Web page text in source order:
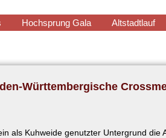
Hochsprung Gala Altstadtlauf
Württembergische
als Kuhweide genutzter Untergrund die